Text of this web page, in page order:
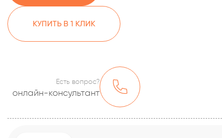
КУПИТЬ В 1 КЛИК
Есть вопрос?
онлайн-консультант